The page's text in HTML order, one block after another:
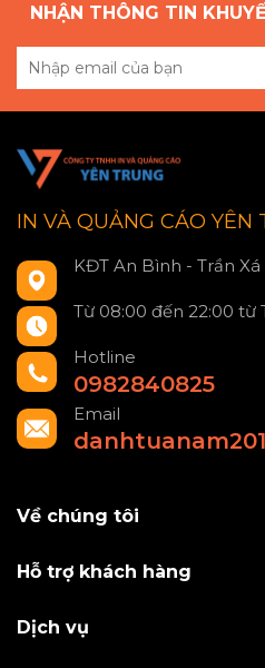
NHẬN THÔNG TIN
IN VÀ QUẢNG CÁO YÊN
KĐT An Bình - Trần
Từ 08:00 đến 22:00 từ
Hotline
0982840825
Email
Về chúng tôi
Hỗ trợ khách hàng
Dịch vụ